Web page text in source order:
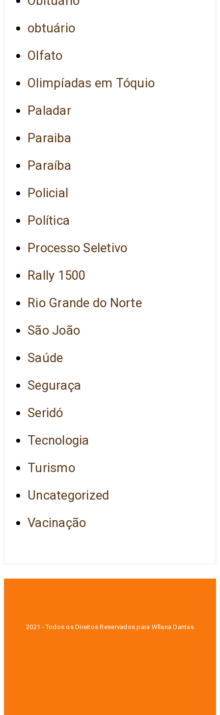
obtuário
Olfato
Olimpíadas em Tóquio
Paladar
Paraiba
Paraíba
Policial
Política
Processo Seletivo
Rally 1500
Rio Grande do Norte
São João
Saúde
Seguraça
Seridó
Tecnologia
Turismo
Uncategorized
Vacinação
2021 - Todos os Direitos Reservados para Wllana Dantas